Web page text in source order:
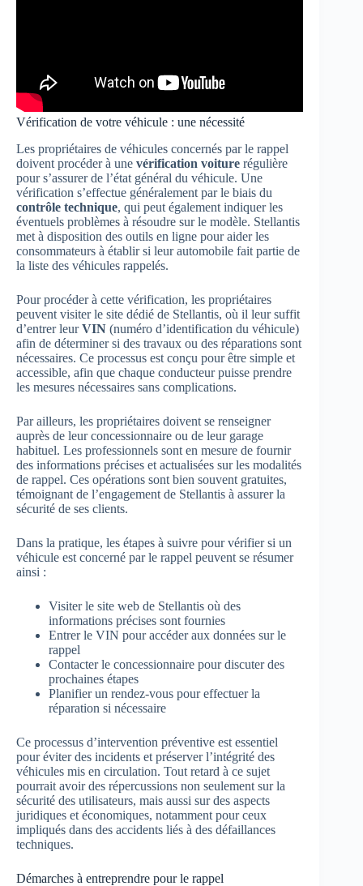
Vérification de votre véhicule : une nécessité
Les propriétaires de véhicules concernés par le rappel
doivent procéder à une vérification voiture régulière
pour s’assurer de l’état général du véhicule. Une
vérification s’effectue généralement par le biais du
contrôle technique, qui peut également indiquer les
éventuels problèmes à résoudre sur le modèle. Stellantis
met à disposition des outils en ligne pour aider les
consommateurs à établir si leur automobile fait partie de
la liste des véhicules rappelés.
Pour procéder à cette vérification, les propriétaires
peuvent visiter le site dédié de Stellantis, où il leur suffit
d’entrer leurVIN (numéro d’identification du véhicule)
afin de déterminer si des travaux ou des réparations sont
nécessaires. Ce processus est conçu pour être simple et
accessible, afin que chaque conducteur puisse prendre
les mesures nécessaires sans complications.
Par ailleurs, les propriétaires doivent se renseigner
auprès de leur concessionnaire ou de leur garage
habituel. Les professionnels sont en mesure de fournir
des informations précises et actualisées sur les modalités
de rappel. Ces opérations sont bien souvent gratuites,
témoignant de l’engagement de Stellantis à assurer la
sécurité de ses clients.
Dans la pratique, les étapes à suivre pour vérifier si un
véhicule est concerné par le rappel peuvent se résumer
ainsi :
Visiter le site web de Stellantis où des
informations précises sont fournies
Entrer le VIN pour accéder aux données sur le
rappel
Contacter le concessionnaire pour discuter des
prochaines étapes
Planifier un rendez-vous pour effectuer la
réparation si nécessaire
Ce processus d’intervention préventive est essentiel
pour éviter des incidents et préserver l’intégrité des
véhicules mis en circulation. Tout retard à ce sujet
pourrait avoir des répercussions non seulement sur la
sécurité des utilisateurs, mais aussi sur des aspects
juridiques et économiques, notamment pour ceux
impliqués dans des accidents liés à des défaillances
techniques.
Démarches à entreprendre pour le rappel